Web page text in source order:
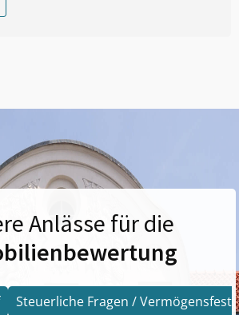
Anlässe für die
Steuerliche Fragen /